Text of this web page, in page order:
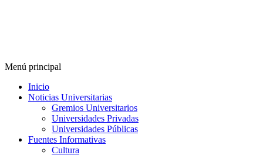
Menú principal
Inicio
Noticias Universitarias
Gremios Universitarios
Universidades Privadas
Universidades Públicas
Fuentes Informativas
Cultura